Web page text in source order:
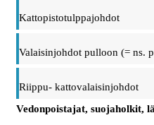
Kattopistotulppajohdot
Valaisinjohdot pulloon (= ns.
Riippu- kattovalaisinjohdot
Vedonpoistajat, suojaholkit,